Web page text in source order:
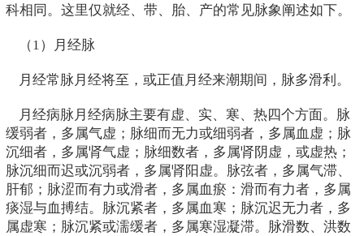
科相同。这里仅就经、带、胎、产的常见脉象阐述如下。
（1）月经脉
月经常脉月经将至，或正值月经来潮期间，脉多滑利。
月经病脉月经病脉主要有虚、实、寒、热四个方面。脉
缓弱者，多属气虚；脉细而无力或细弱者，多属血虚；脉
沉细者，多属肾气虚；脉细数者，多属肾阴虚，或虚热；
脉沉细而迟或沉弱者，多属肾阳虚。脉弦者，多属气滞、
肝郁；脉涩而有力或滑者，多属血瘀：滑而有力者，多属
痰湿与血搏结。脉沉紧者，多属血寒；脉沉迟无力者，多
属虚寒；脉沉紧或濡缓者，多属寒湿凝滞。脉滑数、洪数